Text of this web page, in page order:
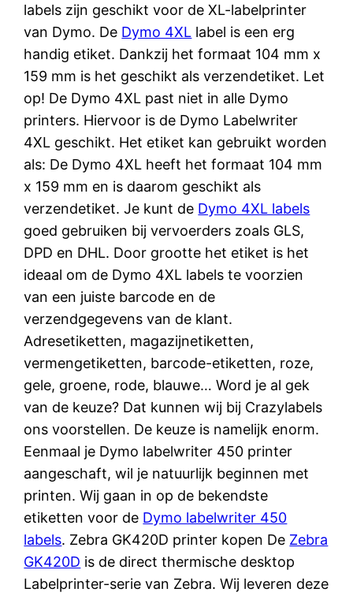
labels zijn geschikt voor de XL-labelprinter
van Dymo. De Dymo 4XL label is een erg
handig etiket. Dankzij het formaat 104 mm x
159 mm is het geschikt als verzendetiket. Let
op! De Dymo 4XL past niet in alle Dymo
printers. Hiervoor is de Dymo Labelwriter
4XL geschikt. Het etiket kan gebruikt worden
als: De Dymo 4XL heeft het formaat 104 mm
x 159 mm en is daarom geschikt als
verzendetiket. Je kunt de Dymo 4XL labels
goed gebruiken bij vervoerders zoals GLS,
DPD en DHL. Door grootte het etiket is het
ideaal om de Dymo 4XL labels te voorzien
van een juiste barcode en de
verzendgegevens van de klant.
Adresetiketten, magazijnetiketten,
vermengetiketten, barcode-etiketten, roze,
gele, groene, rode, blauwe… Word je al gek
van de keuze? Dat kunnen wij bij Crazylabels
ons voorstellen. De keuze is namelijk enorm.
Eenmaal je Dymo labelwriter 450 printer
aangeschaft, wil je natuurlijk beginnen met
printen. Wij gaan in op de bekendste
etiketten voor de Dymo labelwriter 450
labels. Zebra GK420D printer kopen De Zebra
GK420D is de direct thermische desktop
Labelprinter-serie van Zebra. Wij leveren deze